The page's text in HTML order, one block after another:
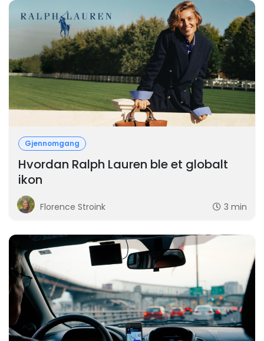
Gjennomgang
Hvordan Ralph Lauren ble et globalt
ikon
Florence Stroink 3 min